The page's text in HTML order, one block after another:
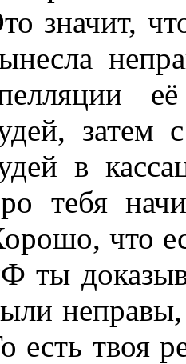
значит,
затем
в
тебя
что
ты
неправы,
есть твоя